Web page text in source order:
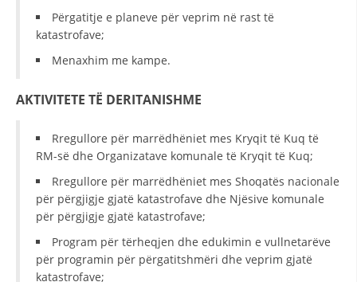
Përgatitje e planeve për veprim në rast të
katastrofave;
Menaxhim me kampe.
AKTIVITETE TË DERITANISHME
Rregullore për marrëdhëniet mes Kryqit të Kuq të
RM-së dhe Organizatave komunale të Kryqit të Kuq;
Rregullore për marrëdhëniet mes Shoqatës nacionale
për përgjigje gjatë katastrofave dhe Njësive komunale
për përgjigje gjatë katastrofave;
Program për tërheqjen dhe edukimin e vullnetarëve
për programin për përgatitshmëri dhe veprim gjatë
katastrofave;